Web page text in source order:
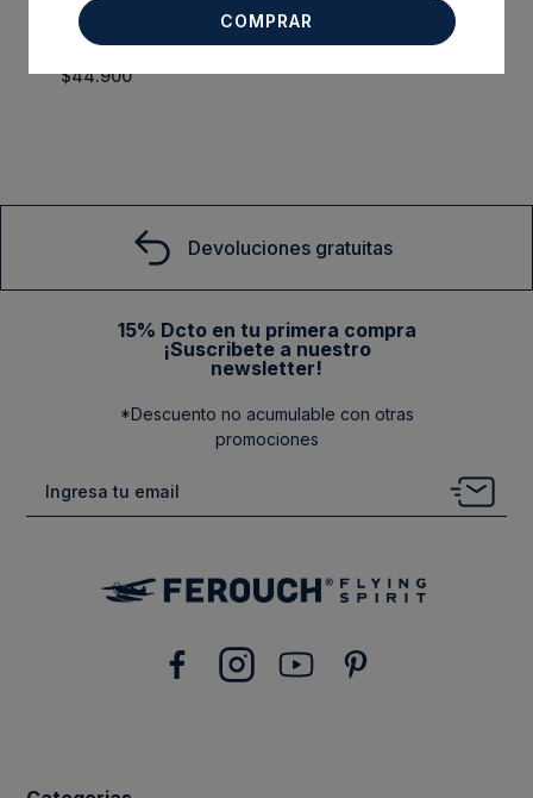
XXL
Sweater Albuquerque Watermelon
$44.900
Devoluciones gratuitas
15% Dcto en tu primera compra
¡Suscribete a nuestro
newsletter!
*Descuento no acumulable con otras
promociones
COMPRAR